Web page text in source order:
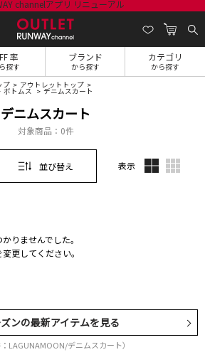
率
探す
ブランド
から探す
カテゴリ
から探す
プ アウトレットトップ
ボトムス デニムスカート
デニムスカート
対象商品： 0件
並び替え 表示
りませんでした。
更してください。
ンの最新アイテムを見る
：LAGUNAMOON/デニムスカート）